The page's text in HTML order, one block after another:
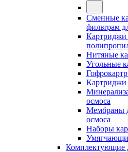
Сменные
фильтрам
Картриджи
Нитяные
Угольные
Картриджи
осмоса
Мембраны
осмоса
Наборы
Комплектующие